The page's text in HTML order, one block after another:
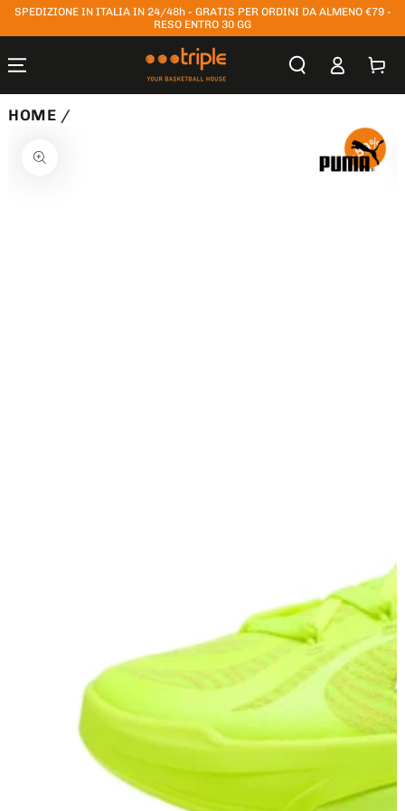
PASSA AL
SPEDIZIONE IN ITALIA IN 24/48h - GRATIS PER ORDINI DA ALMENO €79 -
RESO ENTRO 30 GG
AccessoCarrello
HOME /
50%
SUL PRODOTTO